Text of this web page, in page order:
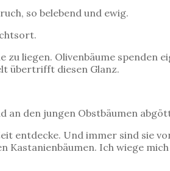
so belebend und ewig.
zu liegen. Olivenbäume
übertrifft diesen Glanz.
den jungen Obstbäumen
entdecke. Und immer sind sie
Kastanienbäumen. Ich wiege